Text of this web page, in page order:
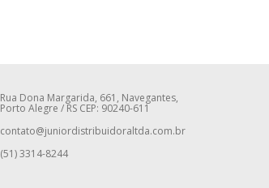
Rua Dona Margarida, 661, Navegantes,
Porto Alegre / RS CEP: 90240-611
contato@juniordistribuidoraltda.com.br
(51) 3314-8244